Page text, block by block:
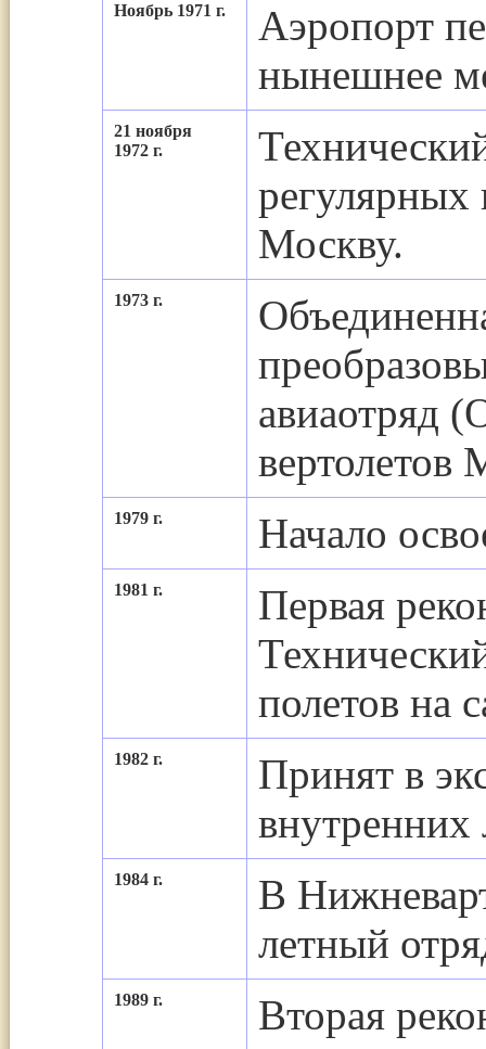
Ноябрь 1971 г.
Аэропорт
нынешнее
21 ноября
1972 г.
регулярных
Москву.
1973 г.
авиаотряд
вертолетов
1979 г. Начало
1981 г.
Первая
полетов на
1982 г.
Принят в
внутренних
1984 г.
В
летный
1989 г.
Вторая